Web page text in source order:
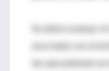
Se debe evaluar
asociada con el
las que planean